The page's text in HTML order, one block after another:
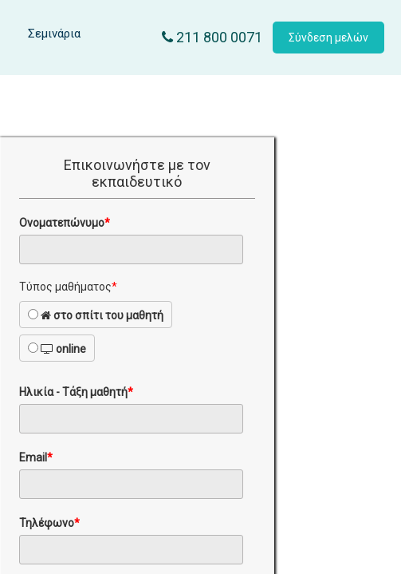
Σεμινάρια 211 800 0071 Σύνδεση μελών
Επικοινωνήστε με τον
εκπαιδευτικό
Ονοματεπώνυμο*
Τύπος μαθήματος*
στο σπίτι του μαθητή
online
Ηλικία - Τάξη μαθητή*
Email*
Τηλέφωνο*